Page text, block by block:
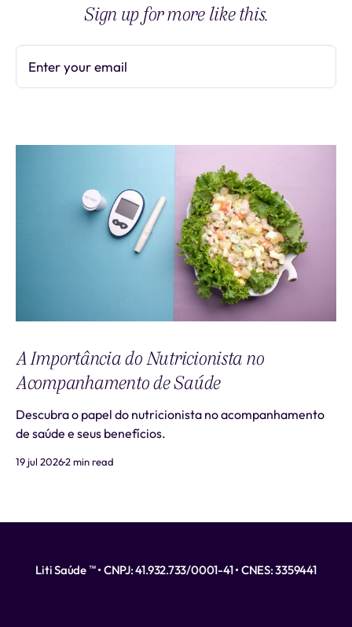
Sign up for more like this.
Enter your email
A Importância do Nutricionista no
Acompanhamento de Saúde
Descubra o papel do nutricionista no acompanhamento
de saúde e seus benefícios.
19 jul 20262 min read
Liti Saúde ™ • CNPJ: 41.932.733/0001-41 • CNES: 3359441